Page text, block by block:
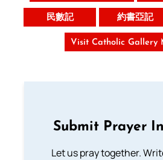
民數記 約書亞記
Visit Catholic Gallery
Submit Prayer
Let us pray together.